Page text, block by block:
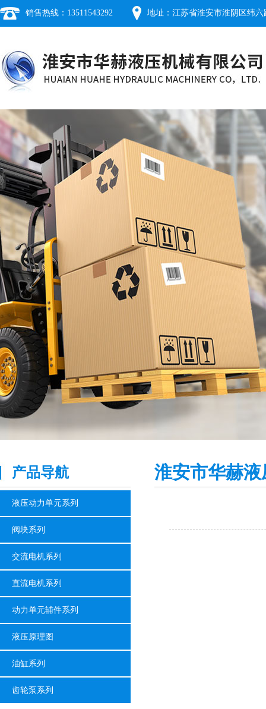
销售热线：13511543292 地址：江苏省淮安市淮阴区纬六
产品导航
液压动力单元系列
阀块系列
交流电机系列
直流电机系列
动力单元辅件系列
液压原理图
油缸系列
齿轮泵系列
淮安市华赫